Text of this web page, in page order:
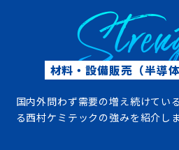
材料・設備販売（半導
国内外問わず需要の増え続けてい
る西村ケミテックの強みを紹介し